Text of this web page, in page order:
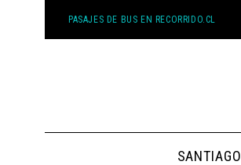
PASAJES DE BUS EN RECORRIDO.CL
SANTIAGO